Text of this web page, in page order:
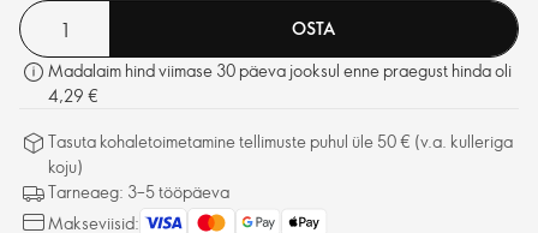
OSTA
Madalaim hind viimase 30 päeva jooksul enne praegust hinda oli
4,29 €
Tasuta kohaletoimetamine tellimuste puhul üle 50 € (v.a. kulleriga
koju)
Tarneaeg: 3–5 tööpäeva
Makseviisid: